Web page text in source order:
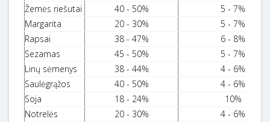
Žemės riešutai
40 - 50%
5 - 7%
Margarita
20 - 30%
5 - 7%
Rapsai
38 - 47%
6 - 8%
Sezamas
45 - 50%
5 - 7%
Linų sėmenys
38 - 44%
4 - 6%
Saulėgrąžos
40 - 50%
4 - 6%
Soja
18 - 24%
10%
Notrelės
20 - 30%
4 - 6%